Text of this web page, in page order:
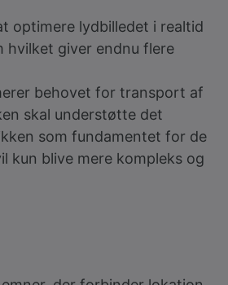
optimere lydbilledet i realtid
hvilket giver endnu flere
behovet for transport af
skal understøtte det
som fundamentet for de
kun blive mere kompleks og